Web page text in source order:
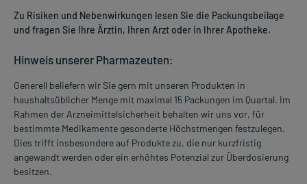
Zu Risiken und Nebenwirkungen lesen Sie die Packungsbeilage
und fragen Sie Ihre Ärztin, Ihren Arzt oder in Ihrer Apotheke.
Hinweis unserer Pharmazeuten:
Generell beliefern wir Sie gern mit unseren Produkten in
haushaltsüblicher Menge mit maximal 15 Packungen im Quartal. Im
Rahmen der Arzneimittelsicherheit behalten wir uns vor, für
bestimmte Medikamente gesonderte Höchstmengen festzulegen.
Dies trifft insbesondere auf Produkte zu, die nur kurzfristig
angewandt werden oder ein erhöhtes Potenzial zur Überdosierung
besitzen.